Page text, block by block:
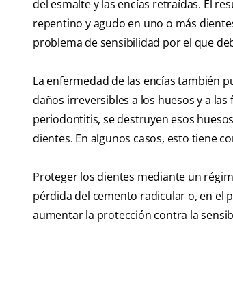
del esmalte y las encías retraídas. El
repentino y agudo en uno o más
problema de sensibilidad por el que
La enfermedad de las encías también
daños irreversibles a los huesos y a
periodontitis, se destruyen esos
dientes. En algunos casos, esto tiene
Proteger los dientes mediante un
pérdida del cemento radicular o, en el
aumentar la protección contra la